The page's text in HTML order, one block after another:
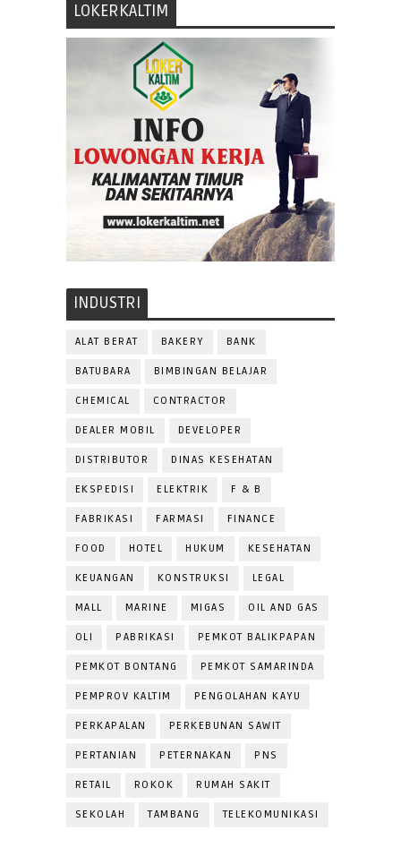
LOKERKALTIM
INDUSTRI
ALAT BERAT BAKERY BANK
BATUBARA BIMBINGAN BELAJAR
CHEMICAL CONTRACTOR
DEALER MOBIL DEVELOPER
DISTRIBUTOR DINAS KESEHATAN
EKSPEDISI ELEKTRIK F & B
FABRIKASI FARMASI FINANCE
FOOD HOTEL HUKUM KESEHATAN
KEUANGAN KONSTRUKSI LEGAL
MALL MARINE MIGAS OIL AND GAS
OLI PABRIKASI PEMKOT BALIKPAPAN
PEMKOT BONTANG PEMKOT SAMARINDA
PEMPROV KALTIM PENGOLAHAN KAYU
PERKAPALAN PERKEBUNAN SAWIT
PERTANIAN PETERNAKAN PNS
RETAIL ROKOK RUMAH SAKIT
SEKOLAH TAMBANG TELEKOMUNIKASI